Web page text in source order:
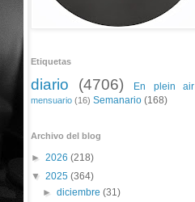
Etiquetas
diario (4706) En plein air
mensuario (16) Semanario (168)
Archivo del blog
► 2026 (218)
▼ 2025 (364)
►diciembre(31)